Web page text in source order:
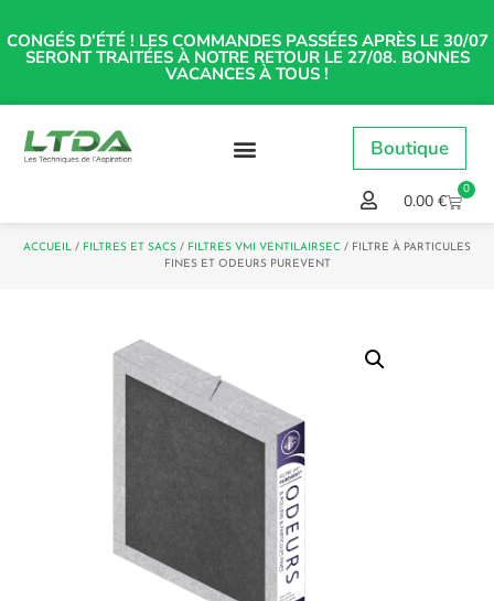
CONGÉS D’ÉTÉ ! LES COMMANDES PASSÉES APRÈS LE 30/07
SERONT TRAITÉES À NOTRE RETOUR LE 27/08. BONNES
VACANCES À TOUS !
Boutique
0.00 €
0
ACCUEIL / FILTRES ET SACS / FILTRES VMI VENTILAIRSEC / FILTRE À PARTICULES
FINES ET ODEURS PUREVENT